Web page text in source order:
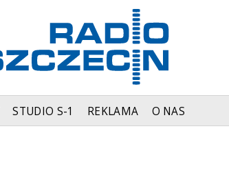
STUDIO S-1 REKLAMA O NAS